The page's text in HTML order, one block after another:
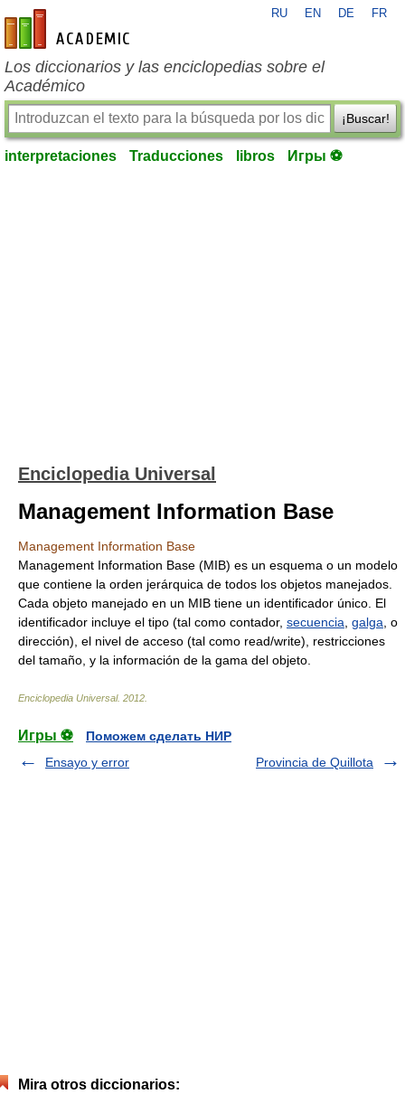
es-academic.com
RU EN DE FR
Los diccionarios y las enciclopedias sobre el
Académico
¡Buscar!
interpretaciones Traducciones libros Игры ⚽
Enciclopedia Universal
Management Information Base
Management Information Base
Management Information Base (MIB) es un esquema o un modelo
que contiene la orden jerárquica de todos los objetos manejados.
Cada objeto manejado en un MIB tiene un identificador único. El
identificador incluye el tipo (tal como contador, secuencia galga , o
dirección), el nivel de acceso (tal como read/write), restricciones
del tamaño, y la información de la gama del objeto.
Enciclopedia Universal. 2012
Игры ⚽
Поможем сделать НИР
Ensayo y error
Provincia de Quillota
Mira otros diccionarios: